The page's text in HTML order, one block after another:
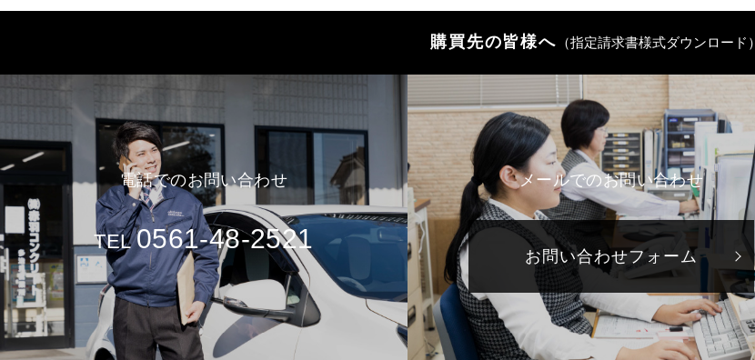
購買先の皆様へ （指定請求書様式ダウンロード）
電話でのお問い合わせ
TEL0561-48-2521
メールでのお問い合わせ
お問い合わせフォーム